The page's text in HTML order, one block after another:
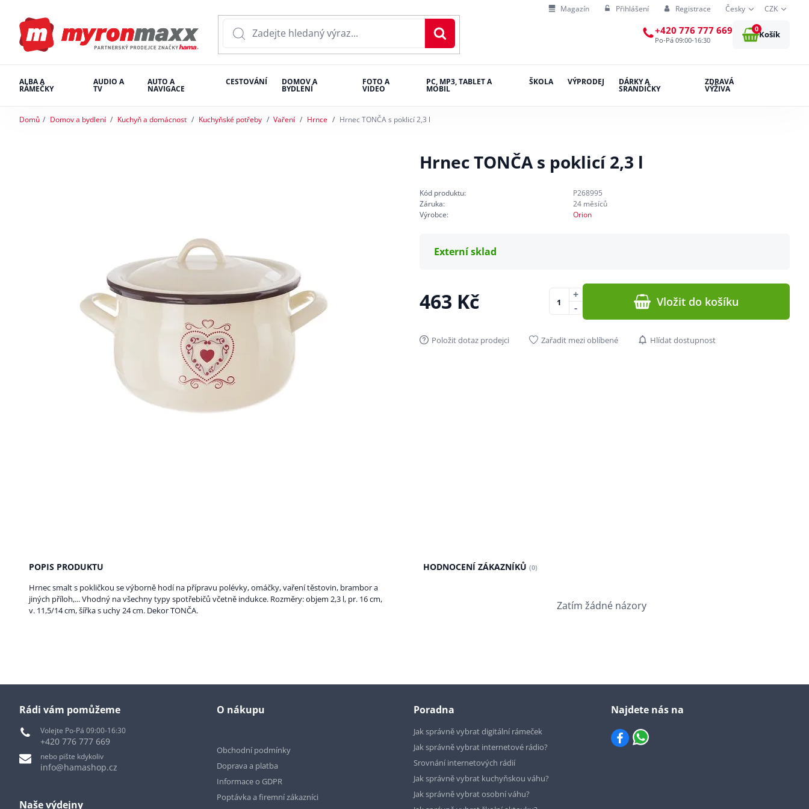
Magazín Přihlášení Registrace Česky CZK
+420 776 777 669
Po-Pá 09:00-16:30
0
Košík
ALBA A
RÁMEČKY
AUDIO A
TV
AUTO A
NAVIGACE
CESTOVÁNÍ DOMOV A
BYDLENÍ
FOTO A
VIDEO
PC, MP3, TABLET A
MOBIL
ŠKOLA VÝPRODEJ DÁRKY A
SRANDIČKY
ZDRAVÁ
VÝŽIVA
Domů Domov a bydlení Kuchyň a domácnost Kuchyňské potřeby Vaření Hrnce Hrnec TONČA s poklicí 2,3 l
Hrnec TONČA s poklicí 2,3 l
Kód produktu:
P268995
Záruka:
24 měsíců
Výrobce:
Orion
Externí sklad
463 Kč -
+ Vložit do košíku
Položit dotaz prodejci Zařadit mezi oblíbené Hlídat dostupnost
POPIS PRODUKTU
Hrnec smalt s pokličkou se výborně hodí na přípravu polévky, omáčky, vaření těstovin, brambor a
jiných příloh,... Vhodný na všechny typy spotřebičů včetně indukce. Rozměry: objem 2,3 l, pr. 16 cm,
v. 11,5/14 cm, šířka s uchy 24 cm. Dekor TONČA.
HODNOCENÍ ZÁKAZNÍKŮ (0)
Zatím žádné názory
Rádi vám pomůžeme
Volejte Po-Pá 09:00-16:30
+420 776 777 669
nebo pište kdykoliv
info@hamashop.cz
Naše výdejny
O nákupu
Obchodní podmínky
Doprava a platba
Informace o GDPR
Poptávka a firemní zákazníci
Poradna
Jak správně vybrat digitální rámeček
Jak správně vybrat internetové rádio?
Srovnání internetových rádií
Jak správně vybrat kuchyňskou váhu?
Jak správně vybrat osobní váhu?
Najdete nás na